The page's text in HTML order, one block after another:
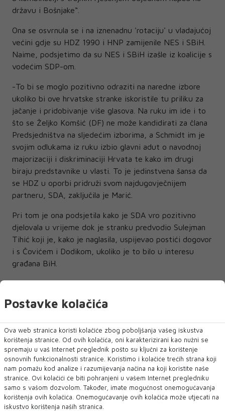
državu i Bošnjake“.
Ona se osvrnula se i na iznenadnu 'rotaciju' u vladajućoj
većini gdje su HDZ 1990 i HNP zamijenile NES i SBiH.
Naime, podsjetimo da su NES i SBiH izašle iz koalicije s
vodećim SDP-om.
-To bi se moglo pozitivno odraziti na naredne izbore
ukoliko bi ove hrvatske stranke iskoristile tu priliku za
jačanje i pridobivanje više glasova. Na ruku im ide i to
što se Željko Komšić (DF) ne može kandidirati za člana
Predsjedništva na sljedećim izborima, a Schmidt im je
svojim odlukama iz ruku izbio glavni adut o navodnoj
majorizaciji i diskriminaciji Hrvata te kako im drugi
biraju predstavnike u vlasti. To je jedinstvena šansa da
se HDZ u oporbi pridruži svom najdugovječnijem
partneru, SDA, zaključila je Marić.
Pri tom je ona podsjetila kako je SDA vro pozitivno
djelovala u vrijeme dok je stranku predvodio Sulejman
Tihić koji je, kako je naglasila, uspijevao postići dogovor
i s Čovićem i Dodikom, ukoliko je to bilo u interesu
građana BiH.
-SDA pod vodstvom Bakira Izetbegovića je ovu stranku
njihovih dužnosnika posljednjih dana, prosvjedi pred
međunarodne sankcije prema članovima SDA,
spominjanje zloupotrebe javnih institucija i kompanija u
interesu stranke u izvješću američke administracije te
širenje nacionalne mržnje, posebno prema Hrvatima,
samo su neki od razloga zbog kojih su SDA i njihovo
desno krilo DF zaslužili otići u oporbu. Ne samo da su
se počeli ponašati kao HDZ i SNSD, već su ih čak i
Postavke kolačića
Ova web stranica koristi kolačiće zbog poboljšanja vašeg iskustva
korištenja stranice. Od ovih kolačića, oni karakterizirani kao nužni se
spremaju u vaš Internet preglednik pošto su ključni za korištenje
osnovnih funkcionalnosti stranice. Koristimo i kolačiće trećih strana koji
nam pomažu kod analize i razumijevanja načina na koji koristite naše
stranice. Ovi kolačići će biti pohranjeni u vašem Internet pregledniku
samo s vašom dozvolom. Također, imate mogućnost onemogućavanja
korištenja ovih kolačića. Onemogućavanje ovih kolačića može utjecati na
iskustvo korištenja naših stranica.